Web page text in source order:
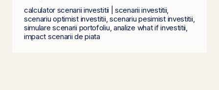
calculator scenarii investitii | scenarii investitii,
scenariu optimist investitii, scenariu pesimist investitii,
simulare scenarii portofoliu, analize what if investitii,
impact scenarii de piata